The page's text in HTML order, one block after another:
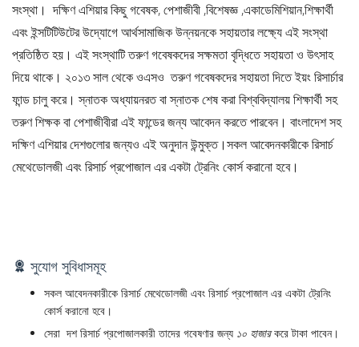
সংস্থা। দক্ষিণ এশিয়ার কিছু গবেষক, পেশাজীবী ,বিশেষজ্ঞ ,একাডেমিশিয়ান,শিক্ষার্থী
এবং ইন্সটিটিউটের উদ্যোগে আর্থসামাজিক উন্নয়নকে সহায়তার লক্ষ্যে এই সংস্থা
প্রতিষ্ঠিত হয়। এই সংস্থাটি তরুণ গবেষকদের সক্ষমতা বৃদ্ধিতে সহায়তা ও উৎসাহ
দিয়ে থাকে। ২০১৩ সাল থেকে ওএসও তরুণ গবেষকদের সহায়তা দিতে ইয়ং রিসার্চার
ফান্ড চালু করে। স্নাতক অধ্যায়নরত বা স্নাতক শেষ করা বিশ্ববিদ্যালয় শিক্ষার্থী সহ
তরুণ শিক্ষক বা পেশাজীবীরা এই ফান্ডের জন্য আবেদন করতে পারবেন। বাংলাদেশ সহ
দক্ষিণ এশিয়ার দেশগুলোর জন্যও এই অনুদান উন্মুক্ত।সকল আবেদনকারীকে রিসার্চ
মেথেডোলজী এবং রিসার্চ প্রপোজাল এর একটা ট্রেনিং কোর্স করানো হবে।
সুযোগ সুবিধাসমূহ
সকল আবেদনকারীকে রিসার্চ মেথেডোলজী এবং রিসার্চ প্রপোজাল এর একটা ট্রেনিং
কোর্স করানো হবে।
সেরা দশ রিসার্চ প্রপোজালকারী তাদের গবেষণার জন্য ১০ হাজারকরে টাকা পাবেন।